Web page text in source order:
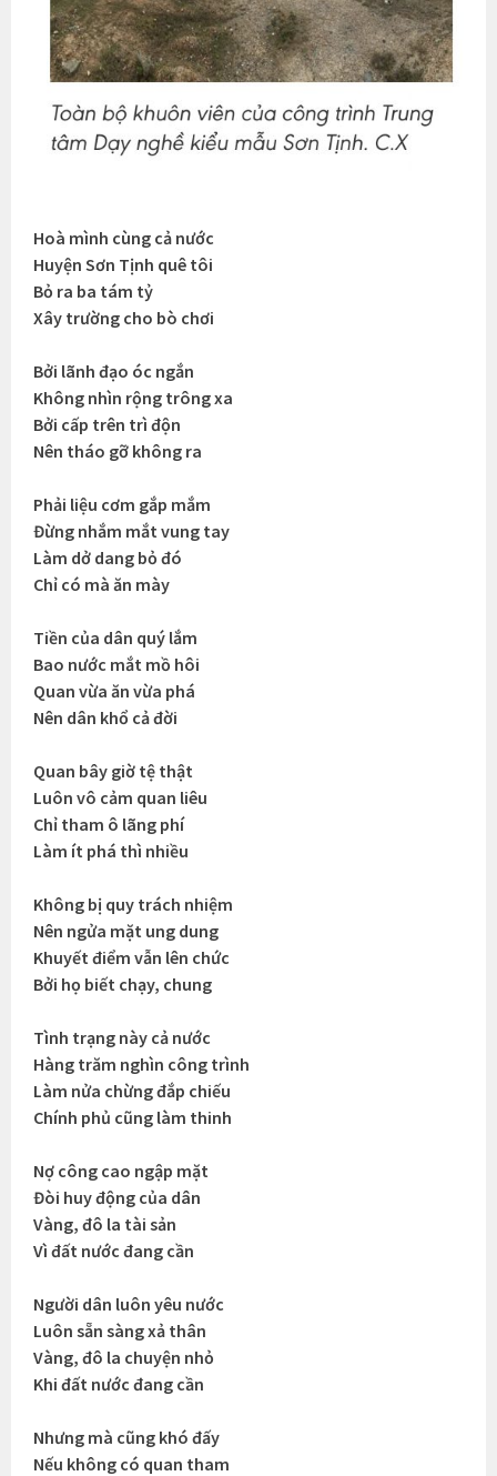
Hoà mình cùng cả nước
Huyện Sơn Tịnh quê tôi
Bỏ ra ba tám tỷ
Xây trường cho bò chơi
Bởi lãnh đạo óc ngắn
Không nhìn rộng trông xa
Bởi cấp trên trì độn
Nên tháo gỡ không ra
Phải liệu cơm gắp mắm
Đừng nhắm mắt vung tay
Làm dở dang bỏ đó
Chỉ có mà ăn mày
Tiền của dân quý lắm
Bao nước mắt mồ hôi
Quan vừa ăn vừa phá
Nên dân khổ cả đời
Quan bây giờ tệ thật
Luôn vô cảm quan liêu
Chỉ tham ô lãng phí
Làm ít phá thì nhiều
Không bị quy trách nhiệm
Nên ngửa mặt ung dung
Khuyết điểm vẫn lên chức
Bởi họ biết chạy, chung
Tình trạng này cả nước
Hàng trăm nghìn công trình
Làm nửa chừng đắp chiếu
Chính phủ cũng làm thinh
Nợ công cao ngập mặt
Đòi huy động của dân
Vàng, đô la tài sản
Vì đất nước đang cần
Người dân luôn yêu nước
Luôn sẵn sàng xả thân
Vàng, đô la chuyện nhỏ
Khi đất nước đang cần
Nhưng mà cũng khó đấy
Nếu không có quan tham